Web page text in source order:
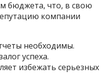
бюджета, что, в свою
компании
необходимы.
успеха.
избежать серьезных